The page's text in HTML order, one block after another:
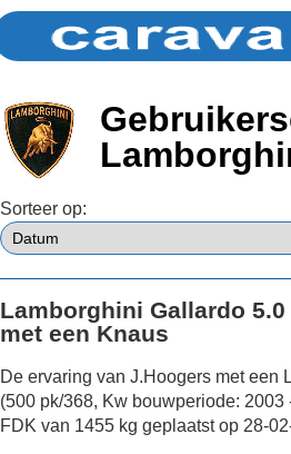
Sorteer op:
Lamborghini Gallardo 5.0
met een Knaus
De ervaring van J.Hoogers met een
(500 pk/368, Kw bouwperiode:
FDK van 1455 kg geplaatst op 28-